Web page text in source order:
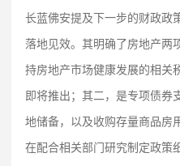
长蓝佛安提及下一步的财政政
落地见效。其明确了房地产两
持房地产市场健康发展的相关
即将推出；其二，是专项债券
地储备，以及收购存量商品房
在配合相关部门研究制定政策